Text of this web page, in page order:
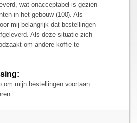
wat onacceptabel is gezien
in het gebouw (100). Als
mij belangrijk dat bestellingen
Als deze situatie zich
om andere koffie te
om mijn bestellingen voortaan